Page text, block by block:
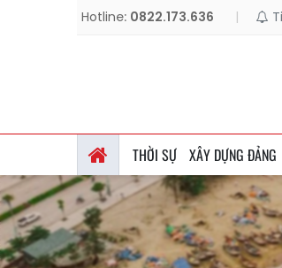
Hotline: 0822.173.636 |
THỜI SỰ XÂY DỰNG ĐẢNG